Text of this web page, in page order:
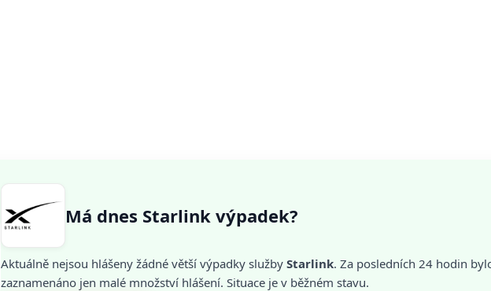
Má dnes Starlink výpadek?
Aktuálně nejsou hlášeny žádné větší výpadky služby Starlink. Za posledních 24 hodin
zaznamenáno jen malé množství hlášení. Situace je v běžném stavu.